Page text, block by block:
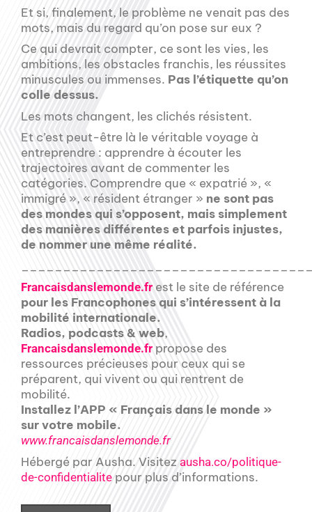
Et si, finalement, le problème ne venait pas des
mots, mais du regard qu’on pose sur eux ?
Ce qui devrait compter, ce sont les vies, les
ambitions, les obstacles franchis, les réussites
minuscules ou immenses. Pas l’étiquette qu’on
colle dessus.
Les mots changent, les clichés résistent.
Et c’est peut-être là le véritable voyage à
entreprendre : apprendre à écouter les
trajectoires avant de commenter les
catégories. Comprendre que « expatrié », «
immigré », « résident étranger » ne sont pas
des mondes qui s’opposent, mais simplement
des manières différentes et parfois injustes,
de nommer une même réalité.
Francaisdanslemonde.fr est le site de référence
pour les Francophones qui s’intéressent à la
mobilité internationale.
Radios, podcasts & web,
Francaisdanslemonde.fr propose des
ressources précieuses pour ceux qui se
préparent, qui vivent ou qui rentrent de
mobilité.
Installez l’APP « Français dans le monde »
sur votre mobile.
www.francaisdanslemonde.fr
Hébergé par Ausha. Visitez ausha.co/politique-
de-confidentialite pour plus d’informations.